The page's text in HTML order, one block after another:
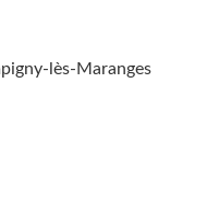
lès-Maranges